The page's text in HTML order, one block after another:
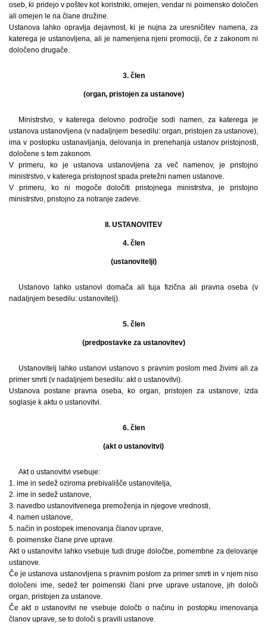
oseb, ki pridejo v poštev kot koristniki, omejen, vendar ni poimensko določen
ali omejen le na člane družine.
Ustanova lahko opravlja dejavnost, ki je nujna za uresničitev namena, za
katerega je ustanovljena, ali je namenjena njeni promociji, če z zakonom ni
določeno drugače.
3. člen
(organ, pristojen za ustanove)
Ministrstvo, v katerega delovno področje sodi namen, za katerega je
ustanova ustanovljena (v nadaljnjem besedilu: organ, pristojen za ustanove),
ima v postopku ustanavljanja, delovanja in prenehanja ustanov pristojnosti,
določene s tem zakonom.
V primeru, ko je ustanova ustanovljena za več namenov, je pristojno
ministrstvo, v katerega pristojnost spada pretežni namen ustanove.
V primeru, ko ni mogoče določiti pristojnega ministrstva, je pristojno
ministrstvo, pristojno za notranje zadeve.
II. USTANOVITEV
4. člen
(ustanovitelji)
Ustanovo lahko ustanovi domača ali tuja fizična ali pravna oseba (v
nadaljnjem besedilu: ustanovitelj).
5. člen
(predpostavke za ustanovitev)
Ustanovitelj lahko ustanovi ustanovo s pravnim poslom med živimi ali za
primer smrti (v nadaljnjem besedilu: akt o ustanovitvi).
Ustanova postane pravna oseba, ko organ, pristojen za ustanove, izda
soglasje k aktu o ustanovitvi.
6. člen
(akt o ustanovitvi)
Akt o ustanovitvi vsebuje:
1. ime in sedež oziroma prebivališče ustanovitelja,
2. ime in sedež ustanove,
3. navedbo ustanovitvenega premoženja in njegove vrednosti,
4. namen ustanove,
5. način in postopek imenovanja članov uprave,
6. poimenske člane prve uprave.
Akt o ustanovitvi lahko vsebuje tudi druge določbe, pomembne za delovanje
ustanove.
Če je ustanova ustanovljena s pravnim poslom za primer smrti in v njem niso
določeni ime, sedež ter poimenski člani prve uprave ustanove, jih določi
organ, pristojen za ustanove.
Če akt o ustanovitvi ne vsebuje določb o načinu in postopku imenovanja
članov uprave, se to določi s pravili ustanove.